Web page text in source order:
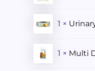
1 ×
1 × Multi